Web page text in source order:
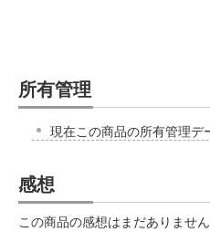
所有管理
現在この商品の所有管理デ
感想
この商品の感想はまだありません